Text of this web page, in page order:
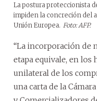
La postura proteccionista
impiden la concreción del
Unión Europea. Foto: AFP.
“La incorporación de
etapa equivale, en los
unilateral de los
una carta de la